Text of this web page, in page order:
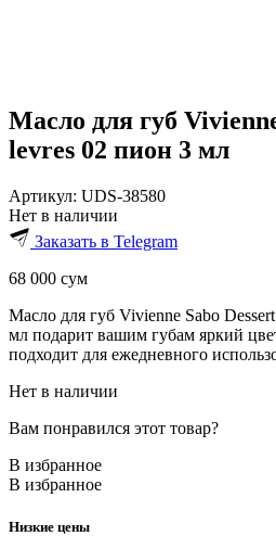
Масло для губ
levres 02 пион 3 мл
Артикул: UDS-38580
Нет в наличии
Заказать в Telegram
68 000 сум
Масло для губ Vivienne Sabo
мл подарит вашим губам яркий
подходит для ежедневного
Нет в наличии
Вам понравился этот товар?
В избранное
В избранное
Низкие цены